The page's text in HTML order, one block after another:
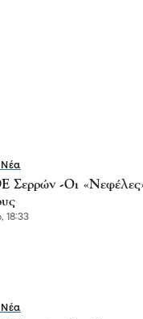
Νέα
-Οι «Νεφέλες»
18:33
Νέα